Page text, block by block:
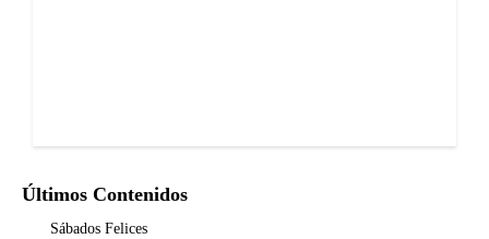
Últimos Contenidos
Sábados Felices